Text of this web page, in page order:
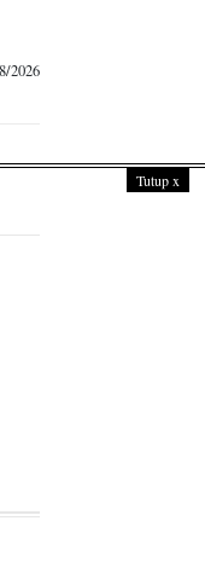
2026
Tutupx